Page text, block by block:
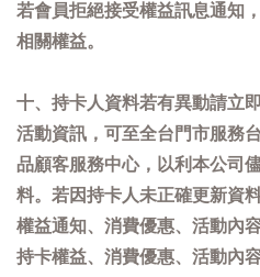
若會員拒絕接受權益訊息通知
相關權益。
十、持卡人資料若有異動請立
活動資訊，可至全台門市服務
品顧客服務中心，以利本公司
料。若因持卡人未正確更新資
權益通知、消費優惠、活動內
持卡權益、消費優惠、活動內